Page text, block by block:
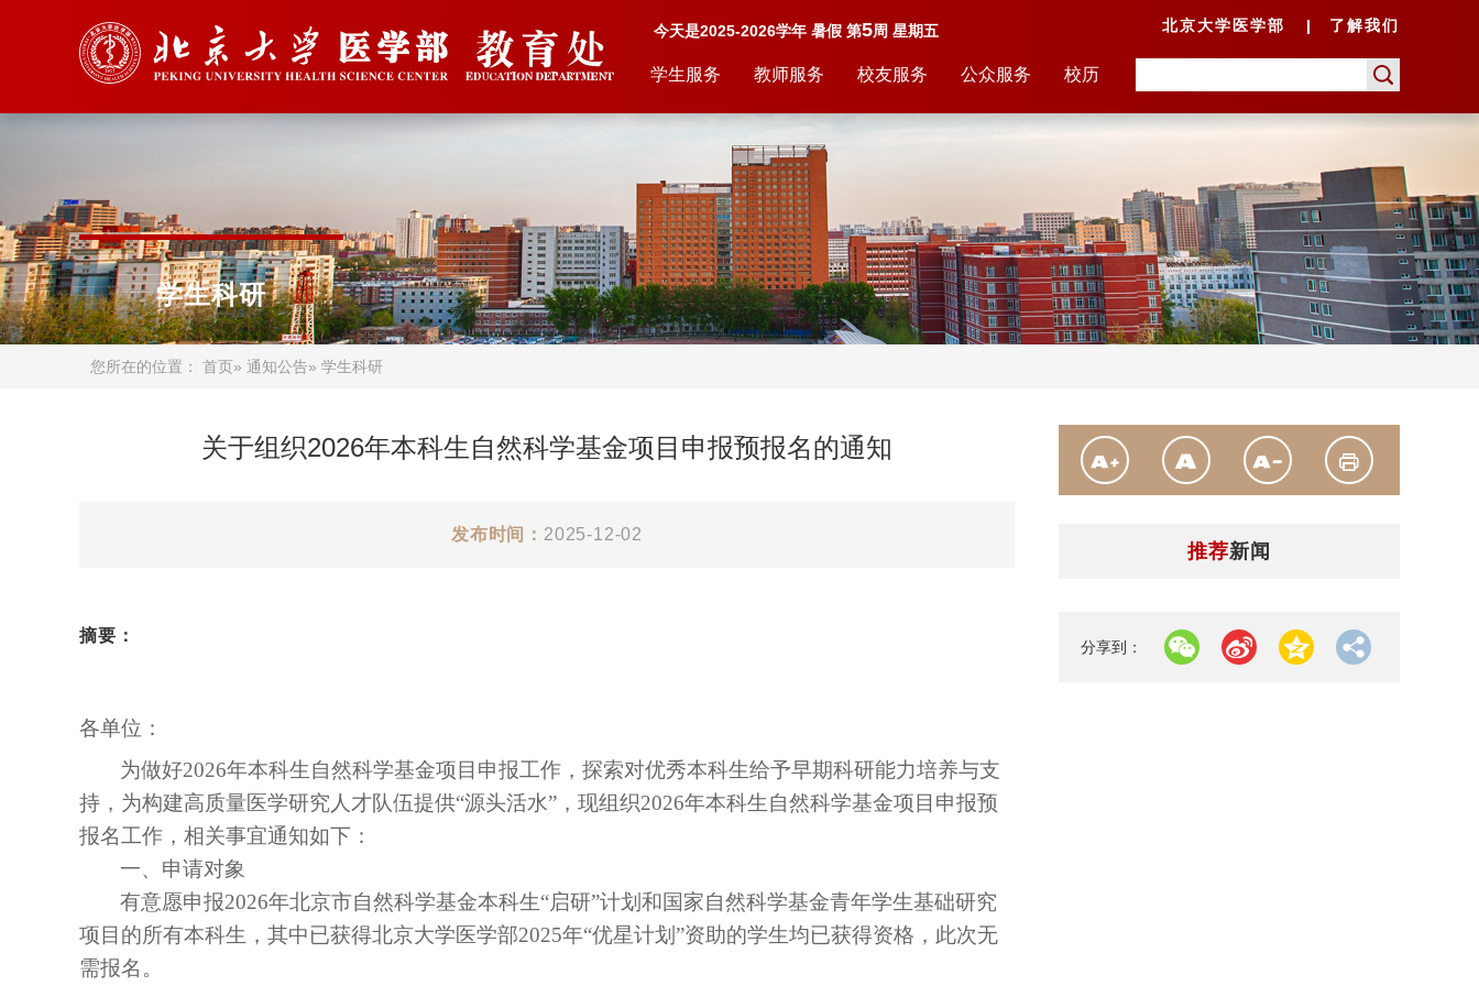
今天是2025-2026学年 暑假 第5周 星期五 北京大学医学部 了解我们
学生服务 教师服务 校友服务 公众服务 校历
学生科研
您所在的位置： 首页» 通知公告» 学生科研
推荐新闻
分享到：
关于组织2026年本科生自然科学基金项目申报预报名的通知
发布时间： 2025-12-02
摘要：
各单位：
为做好2026年本科生自然科学基金项目申报工作，探索对优秀本科生给予早期科研能力培养与支
持，为构建高质量医学研究人才队伍提供“源头活水”，现组织2026年本科生自然科学基金项目 申报预
报名工作，相关事宜通知如下：
一、申请对象
有意愿申报2026年北京市自然科学基金本科生“启研”计划和国家自然科学基金青年学生基础研究
项目的所有本科生，其中已获得北京大学医学部2025年“优星计划”资助的学生均已获得资格，此次无
需报名。